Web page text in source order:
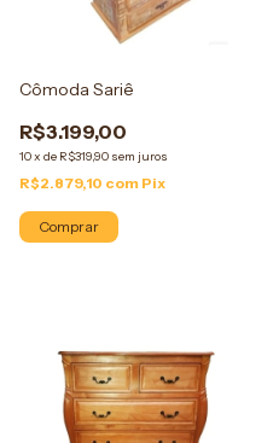
Cômoda Sariê
R$3.199,00
10x de R$319,90 sem juros
R$2.879,10 com Pix
Comprar